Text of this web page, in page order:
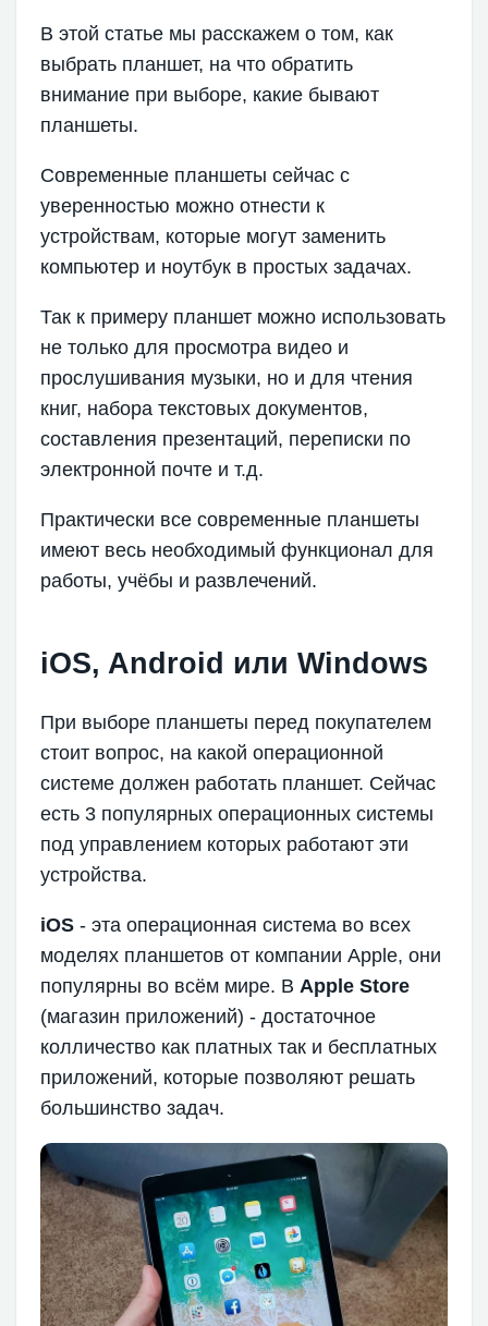
В этой статье мы расскажем о том, как
выбрать планшет, на что обратить
внимание при выборе, какие бывают
планшеты.
Современные планшеты сейчас с
уверенностью можно отнести к
устройствам, которые могут заменить
компьютер и ноутбук в простых задачах.
Так к примеру планшет можно использовать
не только для просмотра видео и
прослушивания музыки, но и для чтения
книг, набора текстовых документов,
составления презентаций, переписки по
электронной почте и т.д.
Практически все современные планшеты
имеют весь необходимый функционал для
работы, учёбы и развлечений.
iOS, Android или Windows
При выборе планшеты перед покупателем
стоит вопрос, на какой операционной
системе должен работать планшет. Сейчас
есть 3 популярных операционных системы
под управлением которых работают эти
устройства.
iOS - эта операционная система во всех
моделях планшетов от компании Apple, они
популярны во всём мире. В Apple Store
(магазин приложений) - достаточное
колличество как платных так и бесплатных
приложений, которые позволяют решать
большинство задач.